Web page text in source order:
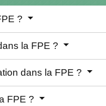
?
la FPE ?
dans la FPE ?
FPE ?